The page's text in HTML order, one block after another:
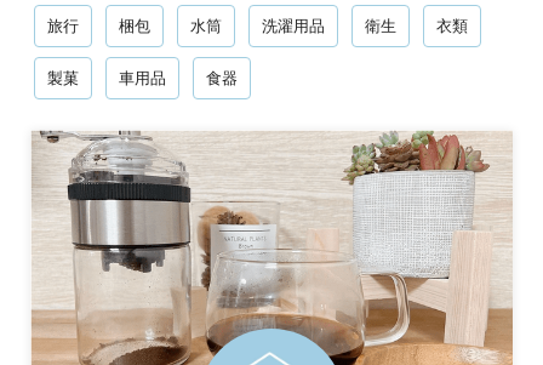
旅行 梱包 水筒 洗濯用品 衛生 衣類
製菓 車用品 食器